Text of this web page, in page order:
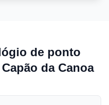
de ponto
da Canoa